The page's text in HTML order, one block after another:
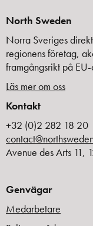
North Sweden
Norra Sveriges
regionens företag,
framgångsrikt på
Läs mer om oss
Kontakt
+32 (0)2 282 18 20
Avenue des Arts 11,
Genvägar
Medarbetare